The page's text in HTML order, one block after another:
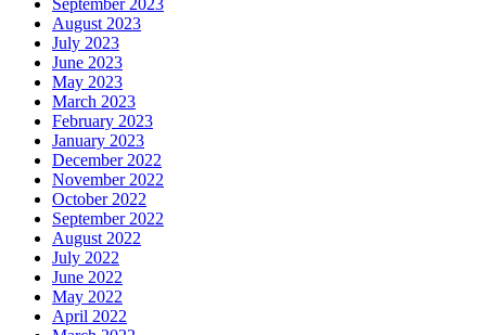
August 2023
July 2023
June 2023
May 2023
March 2023
February 2023
January 2023
December 2022
November 2022
October 2022
September 2022
August 2022
July 2022
June 2022
May 2022
April 2022